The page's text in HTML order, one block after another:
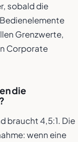
sobald die
Grenzwerte,
Corporate
die
braucht 4,5:1. Die
wenn eine